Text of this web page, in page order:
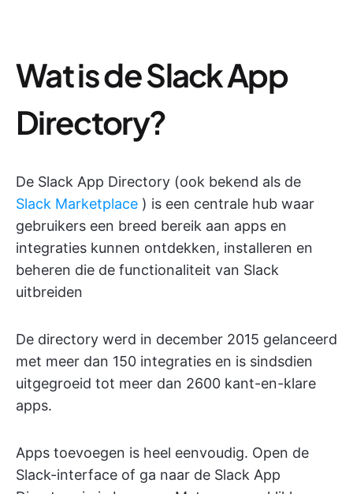
Wat is de Slack App
Directory?
De Slack App Directory (ook bekend als de
Slack Marketplace ) is een centrale hub waar
gebruikers een breed bereik aan apps en
integraties kunnen ontdekken, installeren en
beheren die de functionaliteit van Slack
uitbreiden
De directory werd in december 2015 gelanceerd
met meer dan 150 integraties en is sindsdien
uitgegroeid tot meer dan 2600 kant-en-klare
apps.
Apps toevoegen is heel eenvoudig. Open de
Slack-interface of ga naar de Slack App